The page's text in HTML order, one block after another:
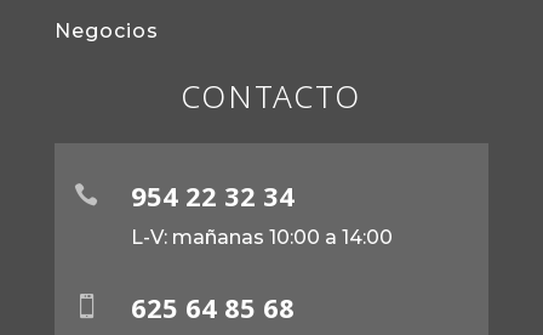
Negocios
CONTACTO
 954 22 32 34
L-V: mañanas 10:00 a 14:00
 625 64 85 68